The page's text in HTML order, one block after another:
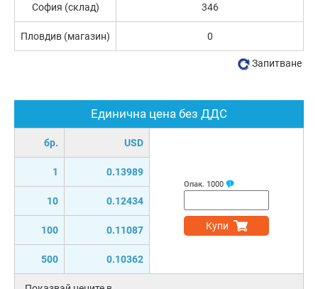
Единична цена без ДДС
бр. USD
1 0.13989
10 0.12434
100 0.11087
500 0.10362
Опак. 1000
Купи
София (склад) 346
Пловдив (магазин) 0
Запитване